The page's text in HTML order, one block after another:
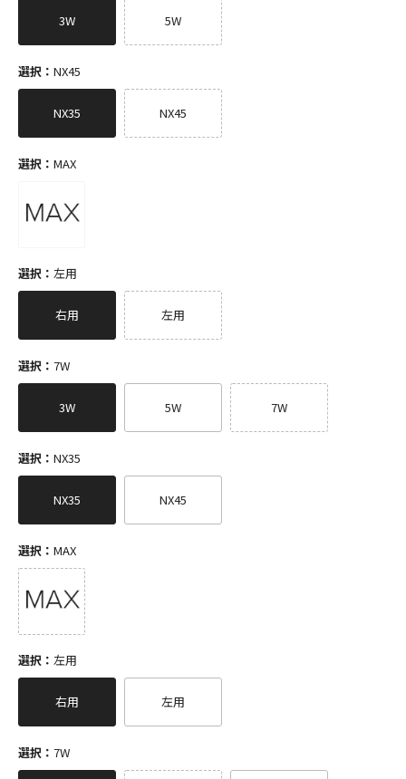
3W 5W
選択： NX45
NX35 NX45
選択： MAX
選択： 左用
右用 左用
選択： 7W
3W 5W 7W
選択： NX35
NX35 NX45
選択： MAX
選択： 左用
右用 左用
選択： 7W